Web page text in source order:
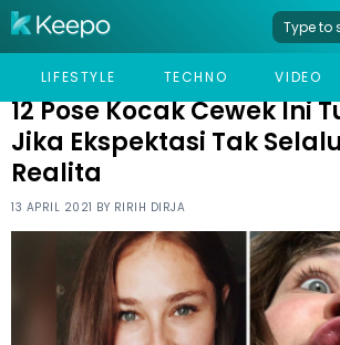
LIFESTYLE TECHNO VIDEO
HOME HUMOR
12 POSE KOCAK CEWEK INI
12 Pose Kocak Cewek Ini
Jika Ekspektasi Tak
Realita
13 APRIL 2021 BY RIRIH DIRJA